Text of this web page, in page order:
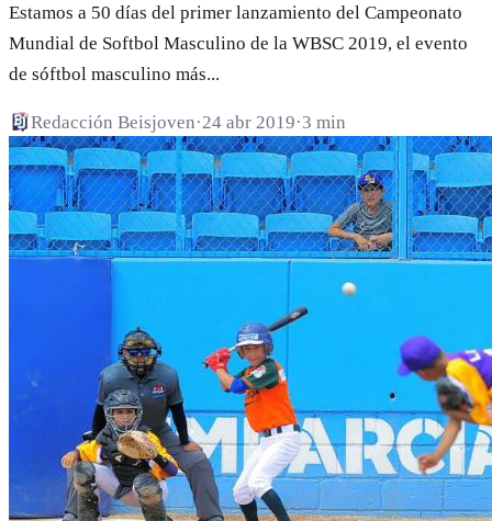
Estamos a 50 días del primer lanzamiento del Campeonato
Mundial de Softbol Masculino de la WBSC 2019, el evento
de sóftbol masculino más...
Redacción Beisjoven·24 abr 2019·3 min